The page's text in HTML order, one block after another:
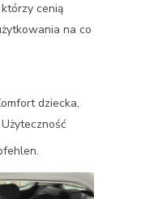
cenią
na co
dziecka,